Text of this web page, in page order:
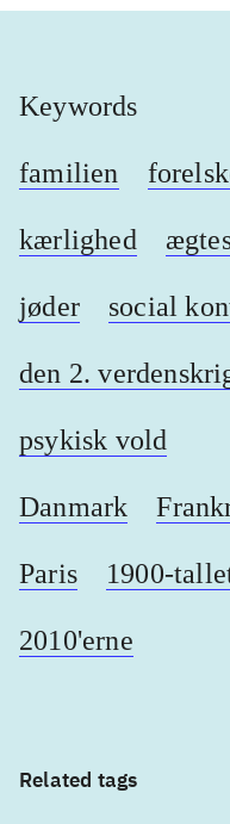
Keywords
familien
kærlighed
jøder social
den 2.
psykisk vold
Danmark
Paris 1900-
2010'erne
Related tags